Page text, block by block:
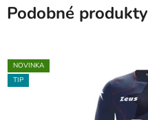
Podobné produkty
NOVINKA
TIP